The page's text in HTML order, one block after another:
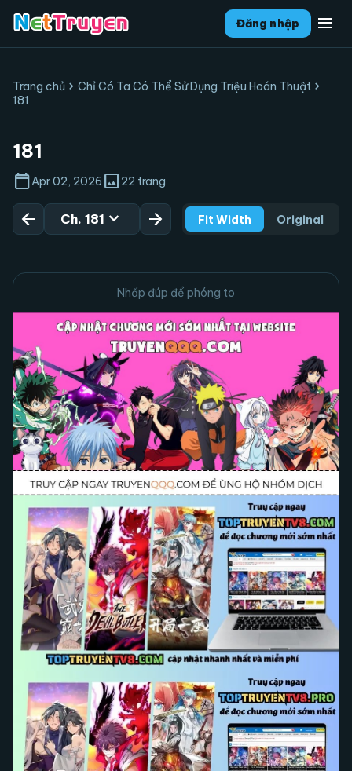
Đăng nhập menu
Trang chủ chevron_right Chỉ Có Ta Có Thể Sử Dụng Triệu Hoán Thuật chevron_right
181
181
calendar_todayApr 02, 2026 image22 trang
arrow_back Ch. 181 expand_more arrow_forward Fit Width Original
Nhấp đúp để phóng to